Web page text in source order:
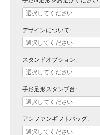
デザインについて:
スタンドオプション:
手形足形スタンプ台:
アンファンギフトバッグ: